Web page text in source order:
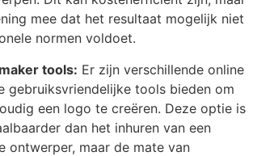
mee dat het resultaat mogelijk niet
normen voldoet.
tools: Er zijn verschillende online
gebruiksvriendelijke tools bieden om
een logo te creëren. Deze optie is
dan het inhuren van een
ontwerper, maar de mate van